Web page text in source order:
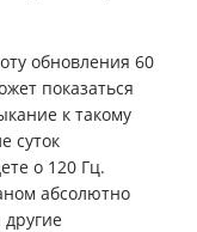
обновления 60
показаться
к такому
суток
о 120 Гц.
абсолютно